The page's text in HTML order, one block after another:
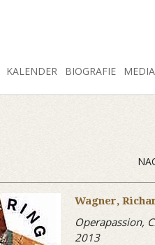
KALENDER BIOGRAFIE
FACEBOOK
Wagner,
Operapassion,
2013